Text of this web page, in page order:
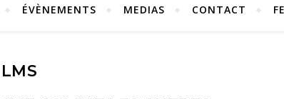
ÉVÈNEMENTS MEDIAS CONTACT